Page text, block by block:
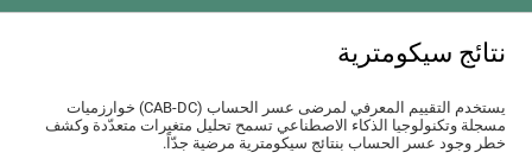
نتائج سيكومترية
يستخدم التقييم المعرفي لمرضى عسر الحساب (CAB-DC) خوارزميات
مسجلة وتكنولوجيا الذكاء الاصطناعي تسمح تحليل متغيرات متعدّدة وكشف
خطر وجود عسر الحساب بنتائج سيكومترية مرضية جدّاً.